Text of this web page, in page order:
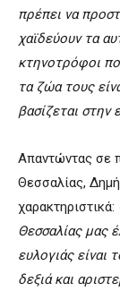
πρέπει να
χαϊδεύουν τα
κτηνοτρόφοι
τα ζώα τους
βασίζεται στην
Απαντώντας σε
Θεσσαλίας,
χαρακτηριστικά:
Θεσσαλίας μας
ευλογιάς είναι
δεξιά και